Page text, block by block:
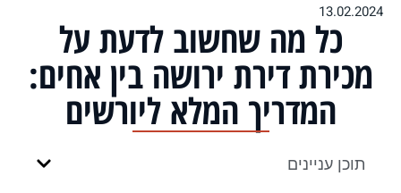
13.02.2024
כל מה שחשוב לדעת על
מכירת דירת ירושה בין אחים:
המדריך המלא ליורשים
תוכן עניינים